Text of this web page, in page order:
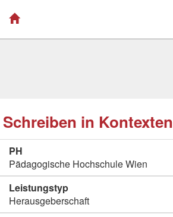
Schreiben in Kontexten
PH
Pädagogische Hochschule Wien
Leistungstyp
Herausgeberschaft